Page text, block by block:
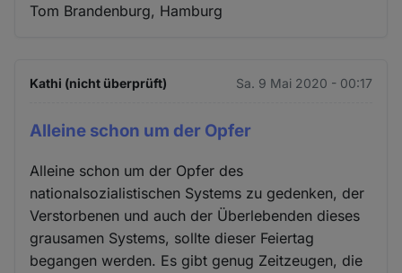
Tom Brandenburg, Hamburg
Kathi (nicht überprüft) Sa. 9 Mai 2020 - 00:17
Alleine schon um der Opfer
Alleine schon um der Opfer des
nationalsozialistischen Systems zu gedenken, der
Verstorbenen und auch der Überlebenden dieses
grausamen Systems, sollte dieser Feiertag
begangen werden. Es gibt genug Zeitzeugen, die